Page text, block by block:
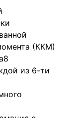
(ККМ)
из 6-ти